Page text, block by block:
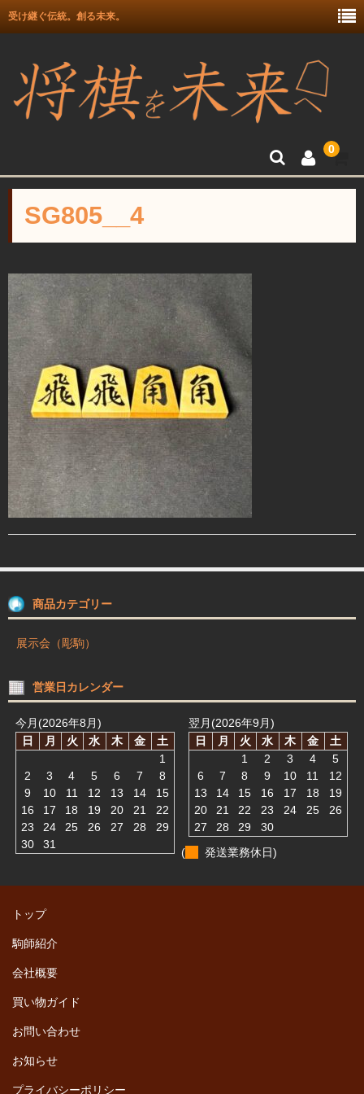
受け継ぐ伝統。創る未来。
0
彫埋駒
彫駒
駒箱 駒台 布盤
駒師紹介
買物ガイド
お問合せ
SG805__4
商品カテゴリー
展示会（彫駒）
営業日カレンダー
今月(2026年8月)
日
月 火 水 木 金
土
1
2
3 4 5 6 7
8
9
10 11 12 13 14
15
16
17 18 19 20 21
22
23
24 25 26 27 28
29
30
31
翌月(2026年9月)
日
月 火 水 木 金
土
1
2 3 4
5
6
7 8 9 10 11
12
13
14 15 16 17 18
19
20
21 22 23 24 25
26
27
28 29
30
(
発送業務休日)
トップ
駒師紹介
会社概要
買い物ガイド
お問い合わせ
お知らせ
プライバシーポリシー